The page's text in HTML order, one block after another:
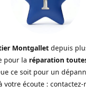
Montgallet depuis
pour la réparation
ce soit pour un
écoute :